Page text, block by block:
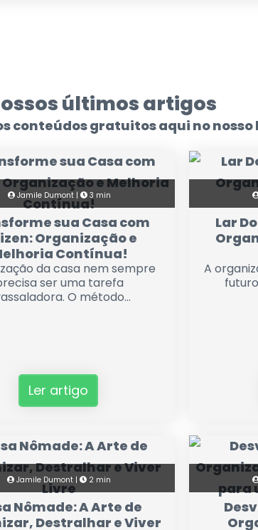
últimos artigos
conteúdos gratuitos aqui no nosso
Jamile Dumont | 3 min
sua Casa com
Organização e
Contínua!
da casa nem sempre
ser uma tarefa
O método...
Ler artigo
Lar
A
Jamile Dumont | 2 min
Nômade: A Arte de
Destralhar e Viver